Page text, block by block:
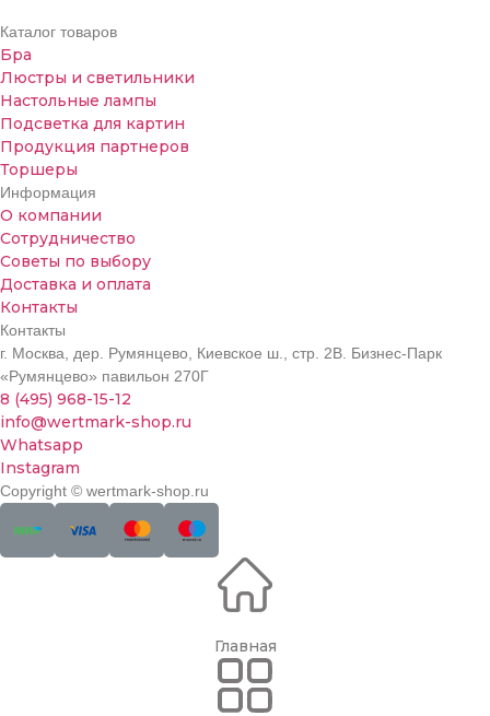
Каталог товаров
Бра
Люстры и светильники
Настольные лампы
Подсветка для картин
Продукция партнеров
Торшеры
Информация
О компании
Сотрудничество
Советы по выбору
Доставка и оплата
Контакты
Контакты
г. Москва, дер. Румянцево, Киевское ш., стр. 2В. Бизнес-Парк
«Румянцево» павильон 270Г
8 (495) 968-15-12
info@wertmark-shop.ru
Whatsapp
Instagram
Copyright © wertmark-shop.ru
Главная